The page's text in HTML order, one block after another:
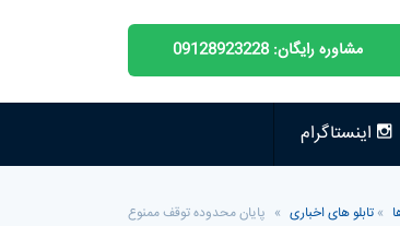
مشاوره رایگان: 09128923228
اینستاگرام
» تابلو های اخباری » پایان محدوده توقف ممنوع